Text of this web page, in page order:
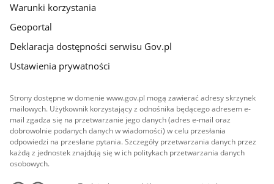
Warunki korzystania
Geoportal
Deklaracja dostępności serwisu Gov.pl
Ustawienia prywatności
Strony dostępne w domenie www.gov.pl mogą zawierać adresy skrzynek
mailowych. Użytkownik korzystający z odnośnika będącego adresem e-
mail zgadza się na przetwarzanie jego danych (adres e-mail oraz
dobrowolnie podanych danych w wiadomości) w celu przesłania
odpowiedzi na przesłane pytania. Szczegóły przetwarzania danych przez
każdą z jednostek znajdują się w ich politykach przetwarzania danych
osobowych.